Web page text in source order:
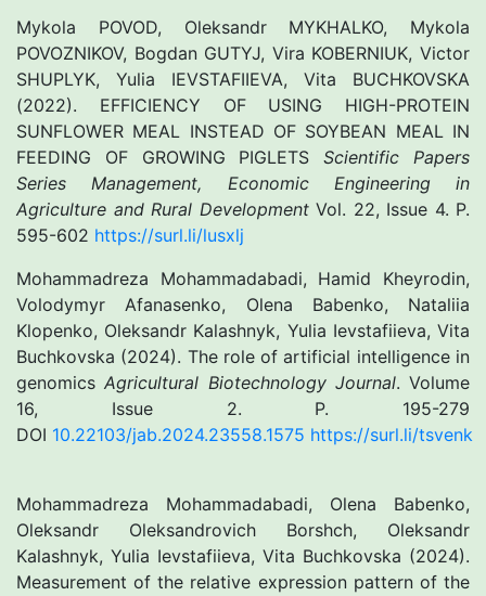
Mykola POVOD, Oleksandr MYKHALKO, Mykola
POVOZNIKOV, Bogdan GUTYJ, Vira KOBERNIUK, Victor
SHUPLYK, Yulia IEVSTAFIIEVA, Vita BUCHKOVSKA
(2022). EFFICIENCY OF USING HIGH-PROTEIN
SUNFLOWER MEAL INSTEAD OF SOYBEAN MEAL IN
FEEDING OF GROWING PIGLETSScientific Papers
Series Management, Economic Engineering in
Agriculture and Rural DevelopmentVol. 22, Issue 4. P.
595-602 https://surl.li/lusxlj
Mohammadreza Mohammadabadi, Hamid Kheyrodin,
Volodymyr Afanasenko, Olena Babenko, Nataliia
Klopenko, Oleksandr Kalashnyk, Yulia Ievstafiieva, Vita
Buchkovska (2024). The role of artificial intelligence in
genomicsAgricultural Biotechnology Journal. Volume
16, Issue 2. Р. 195-279
DOI 10.22103/jab.2024.23558.1575 https://surl.li/tsvenk
Mohammadreza Mohammadabadi, Olena Babenko,
Oleksandr Oleksandrovich Borshch, Oleksandr
Kalashnyk, Yulia Ievstafiieva, Vita Buchkovska (2024).
Measurement of the relative expression pattern of the